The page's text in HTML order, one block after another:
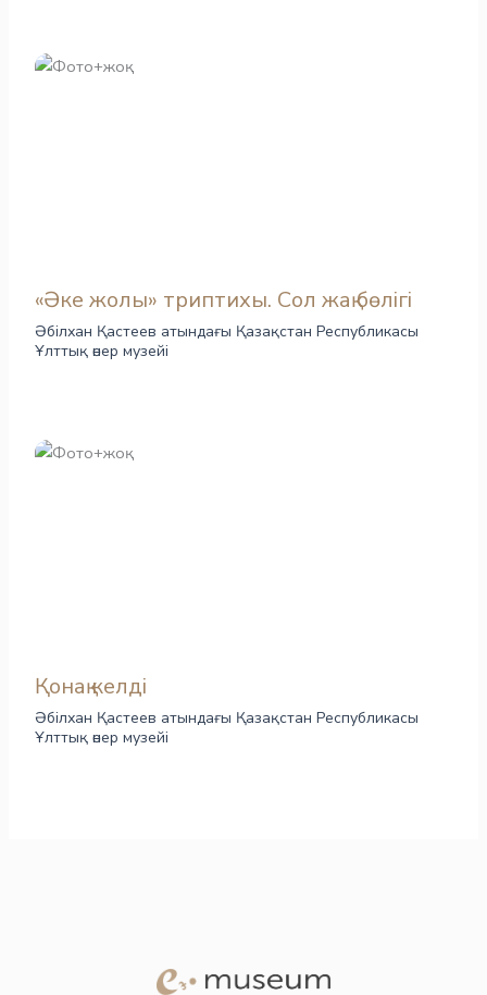
«Әке жолы» триптихы. Сол жақ бөлігі
Әбілхан Қастеев атындағы Қазақстан Республикасы
Ұлттық өнер музейі
Қонақ келді
Әбілхан Қастеев атындағы Қазақстан Республикасы
Ұлттық өнер музейі